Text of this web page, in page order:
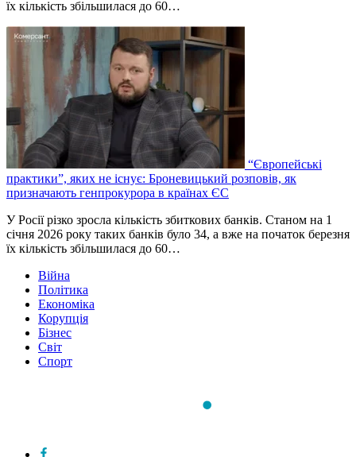
їх кількість збільшилася до 60…
“Європейські
практики”, яких не існує: Броневицький розповів, як
призначають генпрокурора в країнах ЄС
У Росії різко зросла кількість збиткових банків. Станом на 1
січня 2026 року таких банків було 34, а вже на початок березня
їх кількість збільшилася до 60…
Війна
Політика
Економіка
Корупція
Бізнес
Світ
Спорт